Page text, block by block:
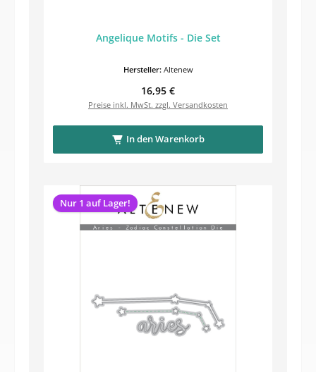
Angelique Motifs - Die Set
Hersteller: Altenew
Regulärer Preis:
16,95 €
Preise inkl. MwSt. zzgl. Versandkosten
In den Warenkorb
Nur 1 auf Lager!